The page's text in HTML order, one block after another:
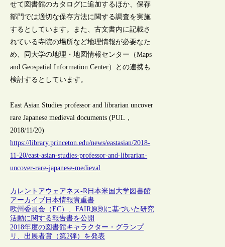
せて図書館のカタログに追加するほか、保存
部門では適切な保存方法に関する調査を実施
するとしています。また、古文書内に記載さ
れている寺院の場所など地理情報が必要なた
め、同大学の地理・地図情報センター（Maps
and Geospatial Information Center）との連携も
検討するとしています。
East Asian Studies professor and librarian uncover
rare Japanese medieval documents (PUL，
2018/11/20)
https://library.princeton.edu/news/eastasian/2018-
11-20/east-asian-studies-professor-and-librarian-
uncover-rare-japanese-medieval
カレントアウェアネス-R 日本米国 大学図書館
アーカイブ 日本情報貴重書
欧州委員会（EC）、FAIR原則に基づいた研究
活動に関する報告書を公開
2018年度の図書館キャラクター・グランプ
リ、出展者賞（第2弾）を発表